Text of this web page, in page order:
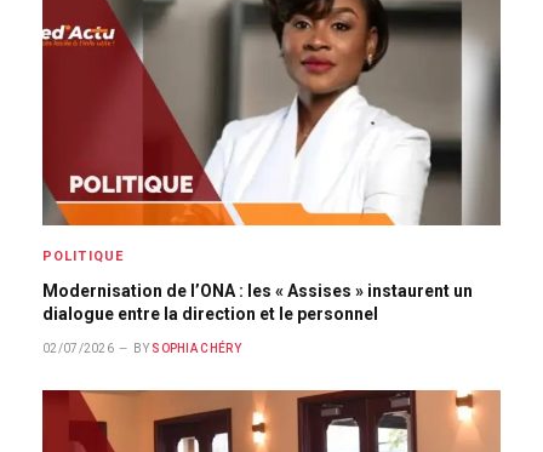
POLITIQUE
Modernisation de l’ONA : les « Assises » instaurent un
dialogue entre la direction et le personnel
02/07/2026 BY SOPHIA CHÉRY